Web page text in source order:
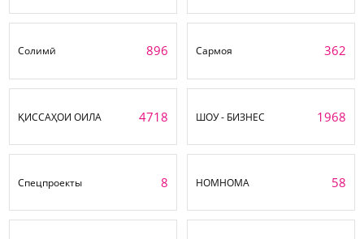
Солимӣ 896 Сармоя 362
ҚИССАҲОИ ОИЛА 4718 ШОУ - БИЗНЕС 1968
Спецпроекты 8 НОМНОМА 58